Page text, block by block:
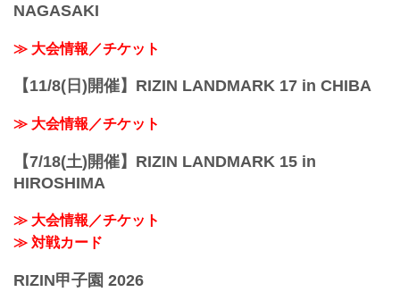
NAGASAKI
≫ 大会情報／チケット
【11/8(日)開催】RIZIN LANDMARK 17 in CHIBA
≫ 大会情報／チケット
【7/18(土)開催】RIZIN LANDMARK 15 in
HIROSHIMA
≫ 大会情報／チケット
≫ 対戦カード
RIZIN甲子園 2026